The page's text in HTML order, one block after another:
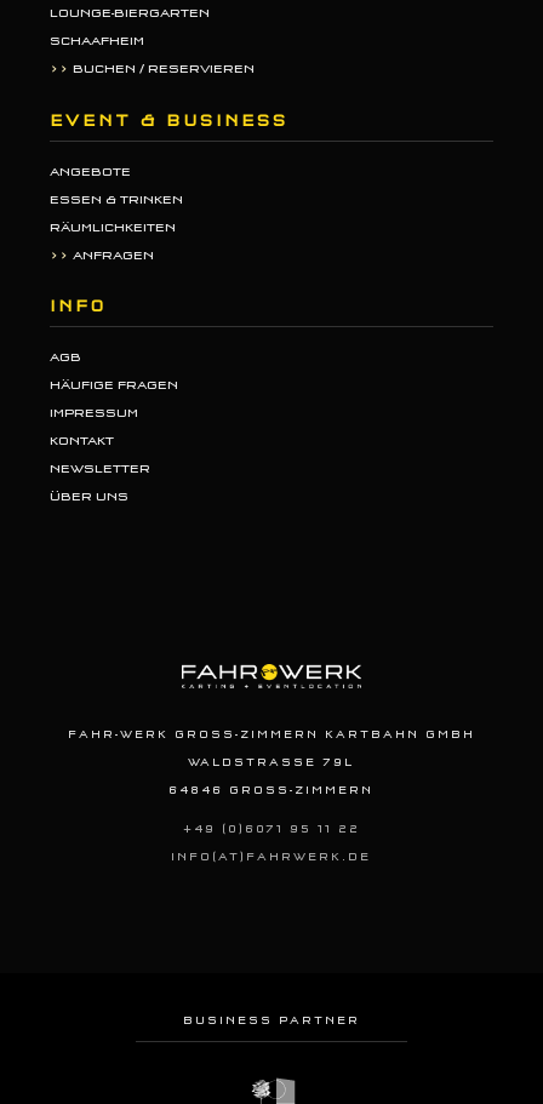
LOUNGE-BIERGARTEN
SCHAAFHEIM
>> BUCHEN / RESERVIEREN
EVENT & BUSINESS
ANGEBOTE
ESSEN & TRINKEN
RÄUMLICHKEITEN
>> ANFRAGEN
INFO
AGB
HÄUFIGE FRAGEN
IMPRESSUM
KONTAKT
NEWSLETTER
ÜBER UNS
FAHR-WERK GROSS-ZIMMERN KARTBAHN GMBH
WALDSTRASSE 79L
64846 GROSS-ZIMMERN
+49 (0)6071 95 11 22
INFO(AT)FAHRWERK.DE
BUSINESS PARTNER